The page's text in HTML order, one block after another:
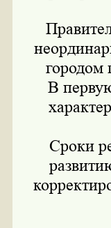
городом
В
Сроки